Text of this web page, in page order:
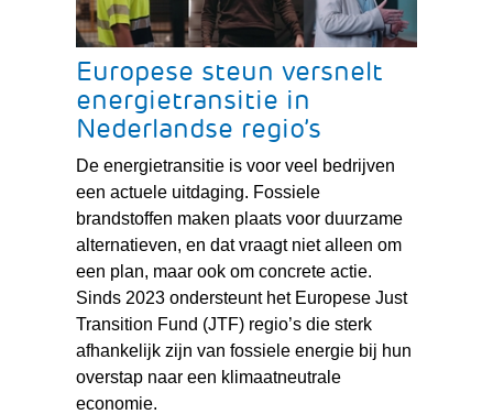
Europese steun versnelt
energietransitie in
Nederlandse regio’s
De energietransitie is voor veel bedrijven
een actuele uitdaging. Fossiele
brandstoffen maken plaats voor duurzame
alternatieven, en dat vraagt niet alleen om
een plan, maar ook om concrete actie.
Sinds 2023 ondersteunt het Europese Just
Transition Fund (JTF) regio’s die sterk
afhankelijk zijn van fossiele energie bij hun
overstap naar een klimaatneutrale
economie.